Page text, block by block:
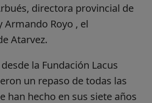
directora provincial de
Armando Royo , el
Atarvez.
la Fundación Lacus
un repaso de todas las
han hecho en sus siete años